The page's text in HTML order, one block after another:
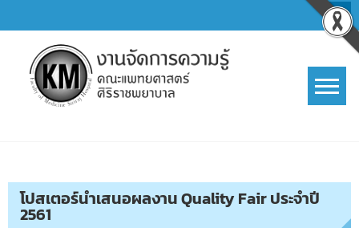
to
content
โปสเตอร์นำเสนอผลงาน Quality Fair ประจำปี
2561